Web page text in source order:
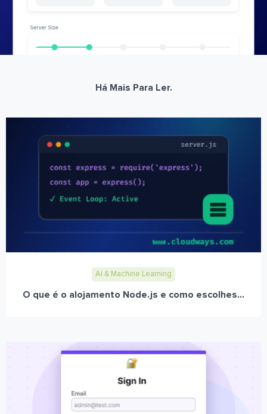
Há Mais Para Ler.
AI & Machine Learning
O que é o alojamento Node.js e como escolhes...